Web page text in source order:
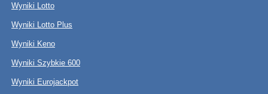
Wyniki Lotto
Wyniki Lotto Plus
Wyniki Keno
Wyniki Szybkie 600
Wyniki Eurojackpot